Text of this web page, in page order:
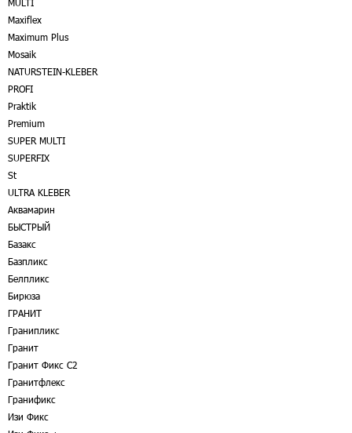
MULTI
Maxiflex
Maximum Plus
Mosaik
NATURSTEIN-KLEBER
PROFI
Praktik
Premium
SUPER MULTI
SUPERFIX
St
ULTRA KLEBER
Аквамарин
БЫСТРЫЙ
Базакс
Базпликс
Белпликс
Бирюза
ГРАНИТ
Гранипликс
Гранит
Гранит Фикс C2
Гранитфлекс
Гранификс
Изи Фикс